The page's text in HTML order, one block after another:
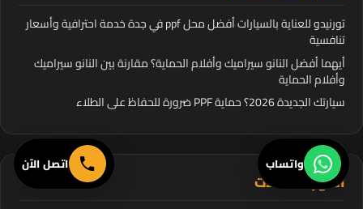
واتساب اتصل الآن
تورنيدو للعناية بالسيارات أفضل محل ppf في جدة خدمة احترافية وأسعار
تنافسية
أيهما أفضل النانو سيراميك وأفلام الحماية؟ مقارنة بين النانو سيراميك
وأفلام الحماية
سيارتك الجديدة 2026؟ حماية PPF ضرورة للحفاظ على الطلاء
اشهر المقالات